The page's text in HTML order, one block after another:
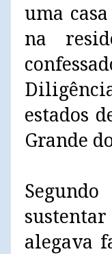
uma
na
estados
Grande
alegava